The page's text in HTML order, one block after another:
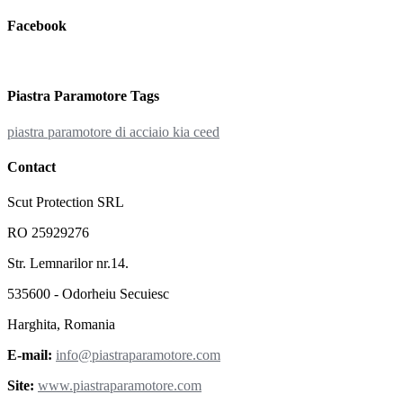
Facebook
Piastra Paramotore Tags
piastra paramotore di acciaio kia ceed
Contact
Scut Protection SRL
RO 25929276
Str. Lemnarilor nr.14.
535600 - Odorheiu Secuiesc
Harghita, Romania
E-mail: info@piastraparamotore.com
Site: www.piastraparamotore.com